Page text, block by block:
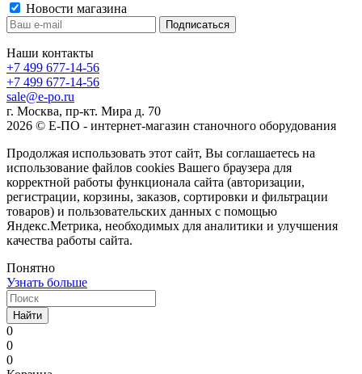
Новости магазина
Наши контакты
+7 499 677-14-56
+7 499 677-14-56
sale@e-po.ru
г. Москва, пр-кт. Мира д. 70
2026 © Е-ПО - интернет-магазин станочного оборудования
Продолжая использовать этот сайт, Вы соглашаетесь на
использование файлов cookies Вашего браузера для
корректной работы функционала сайта (авторизации,
регистрации, корзины, заказов, сортировки и фильтрации
товаров) и пользовательских данных с помощью
Яндекс.Метрика, необходимых для аналитики и улучшения
качества работы сайта.
Понятно
Узнать больше
Найти
0
0
0